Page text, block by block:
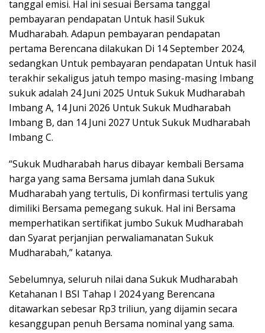
tanggal emisi. Hal ini sesuai Bersama tanggal
pembayaran pendapatan Untuk hasil Sukuk
Mudharabah. Adapun pembayaran pendapatan
pertama Berencana dilakukan Di 14 September 2024,
sedangkan Untuk pembayaran pendapatan Untuk hasil
terakhir sekaligus jatuh tempo masing-masing Imbang
sukuk adalah 24 Juni 2025 Untuk Sukuk Mudharabah
Imbang A, 14 Juni 2026 Untuk Sukuk Mudharabah
Imbang B, dan 14 Juni 2027 Untuk Sukuk Mudharabah
Imbang C.
“Sukuk Mudharabah harus dibayar kembali Bersama
harga yang sama Bersama jumlah dana Sukuk
Mudharabah yang tertulis, Di konfirmasi tertulis yang
dimiliki Bersama pemegang sukuk. Hal ini Bersama
memperhatikan sertifikat jumbo Sukuk Mudharabah
dan Syarat perjanjian perwaliamanatan Sukuk
Mudharabah,” katanya.
Sebelumnya, seluruh nilai dana Sukuk Mudharabah
Ketahanan I BSI Tahap I 2024 yang Berencana
ditawarkan sebesar Rp3 triliun, yang dijamin secara
kesanggupan penuh Bersama nominal yang sama.